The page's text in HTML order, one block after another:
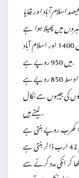
فیصد اسلام آباد اور بقایا
کراچی میں روزانہ اوسط بھیک 2ہزار روپے، لاہور میں 1400 اور اسلام آباد
میں 950 روپے ہے.
32 ارب روپے لوگوں کی جیبوں سے نکال
لیتے ہیں.
کر انکی مدد کرنے سے